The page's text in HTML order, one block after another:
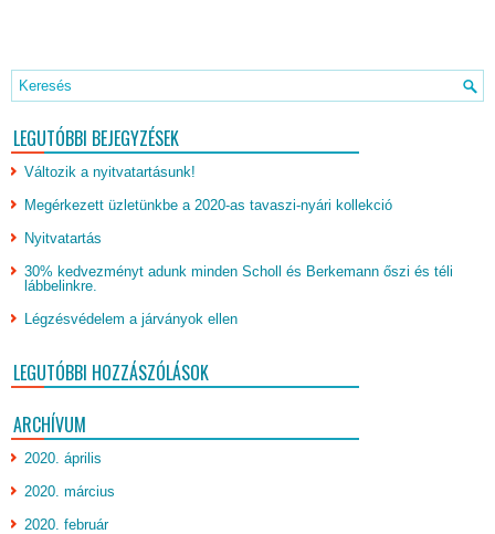
LEGUTÓBBI BEJEGYZÉSEK
Változik a nyitvatartásunk!
Megérkezett üzletünkbe a 2020-as tavaszi-nyári kollekció
Nyitvatartás
30% kedvezményt adunk minden Scholl és Berkemann őszi és téli
lábbelinkre.
Légzésvédelem a járványok ellen
LEGUTÓBBI HOZZÁSZÓLÁSOK
ARCHÍVUM
2020. április
2020. március
2020. február